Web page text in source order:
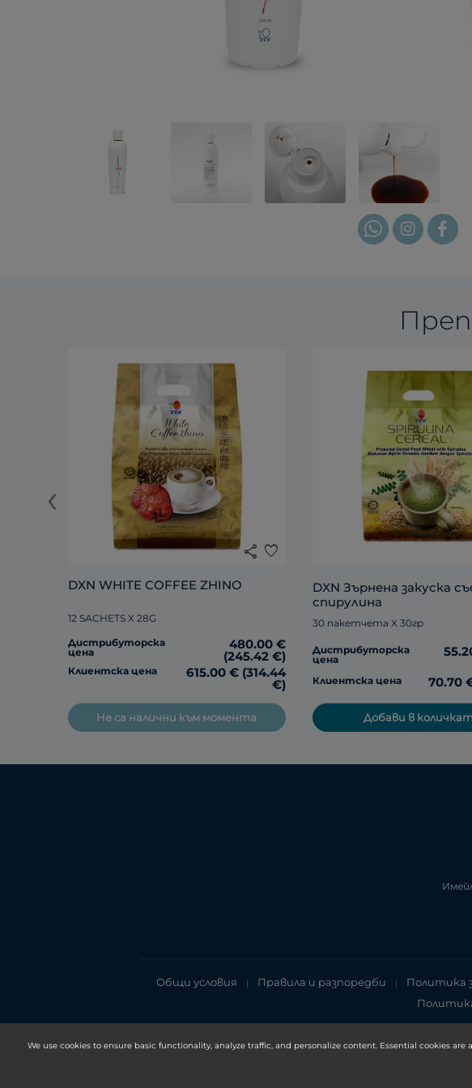
We use cookies to ensure basic functionality, analyze traffic, and personalize content. Essential cookies
share favorite
DXN WHITE COFFEE ZHINO
12 SACHETS X 28G
Дистрибуторска
цена
480.00 €
(245.42 €)
Клиентска цена 615.00 € (314.44
€)
Не са налични към момента
DXN Зърнена закуска
спирулина
30 пакетчета X 30гр
Дистрибуторска
цена
Клиентска цена 70.70
Добави в
‹
Общи условия | Правила и разпоредби | Политика